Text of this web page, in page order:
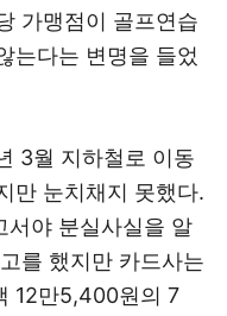
가맹점이 골프연습
는다는 변명을 들었
3월 지하철로 이동
만 눈치채지 못했다.
서야 분실사실을 알
를 했지만 카드사는
12만5,400원의 7